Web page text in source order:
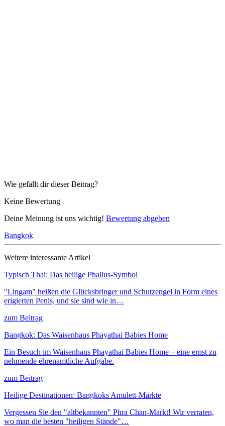
Wie gefällt dir dieser Beitrag?
Keine Bewertung
Deine Meinung ist uns wichtig! Bewertung abgeben
Bangkok
Weitere interessante Artikel
Typisch Thai: Das heilige Phallus-Symbol
"Lingam" heißen die Glücksbringer und Schutzengel in Form eines
erigierten Penis, und sie sind wie in…
zum Beitrag
Bangkok: Das Waisenhaus Phayathai Babies Home
Ein Besuch im Waisenhaus Phayathai Babies Home – eine ernst zu
nehmende ehrenamtliche Aufgabe.
zum Beitrag
Heilige Destinationen: Bangkoks Amulett-Märkte
Vergessen Sie den "altbekannten" Phra Chan-Markt! Wir verraten,
wo man die besten "heiligen Stände"…